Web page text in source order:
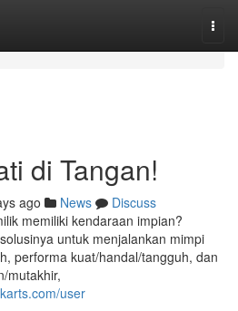
di Tangan!
ago News
Discuss
memiliki kendaraan impian?
untuk menjalankan mimpi
performa kuat/handal/tangguh, dan
mutakhir,
user